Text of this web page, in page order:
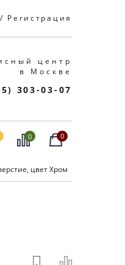
/ Регистрация
центр
в Москве
303-03-07
0 0
цвет Хром